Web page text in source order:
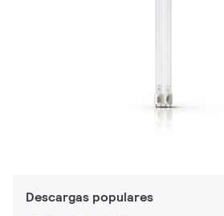
Descargas populares